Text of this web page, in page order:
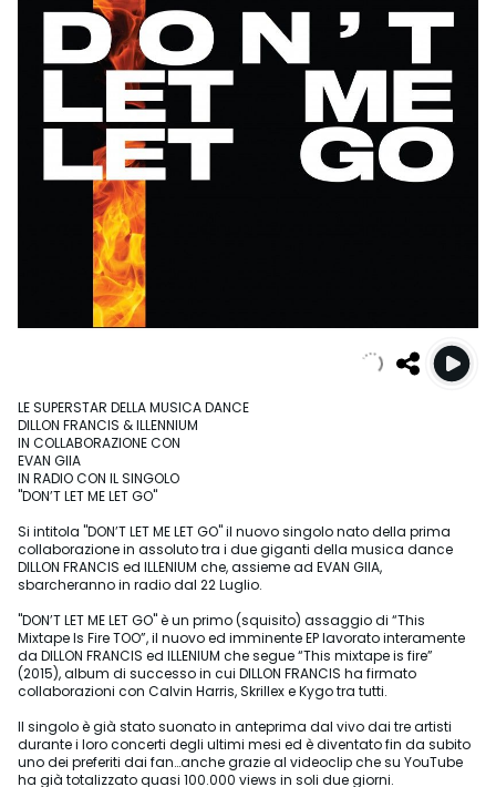
LE SUPERSTAR DELLA MUSICA DANCE
DILLON FRANCIS & ILLENNIUM
IN COLLABORAZIONE CON
EVAN GIIA
IN RADIO CON IL SINGOLO
"DON’T LET ME LET GO"
Si intitola "DON’T LET ME LET GO" il nuovo singolo nato della prima
collaborazione in assoluto tra i due giganti della musica dance
DILLON FRANCIS ed ILLENIUM che, assieme ad EVAN GIIA,
sbarcheranno in radio dal 22 Luglio.
"DON’T LET ME LET GO" è un primo (squisito) assaggio di “This
Mixtape Is Fire TOO”, il nuovo ed imminente EP lavorato interamente
da DILLON FRANCIS ed ILLENIUM che segue “This mixtape is fire”
(2015), album di successo in cui DILLON FRANCIS ha firmato
collaborazioni con Calvin Harris, Skrillex e Kygo tra tutti.
Il singolo è già stato suonato in anteprima dal vivo dai tre artisti
durante i loro concerti degli ultimi mesi ed è diventato fin da subito
uno dei preferiti dai fan…anche grazie al videoclip che su YouTube
ha già totalizzato quasi 100.000 views in soli due giorni.